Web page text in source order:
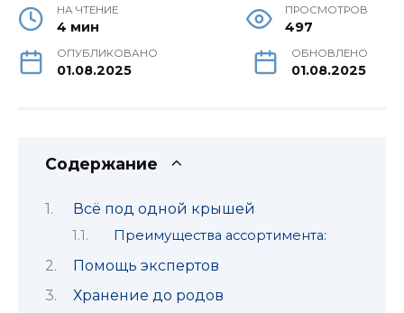
НА ЧТЕНИЕ
4 мин
ПРОСМОТРОВ
497
ОПУБЛИКОВАНО
01.08.2025
ОБНОВЛЕНО
01.08.2025
Содержание
Всё под одной крышей
Преимущества ассортимента:
Помощь экспертов
Хранение до родов